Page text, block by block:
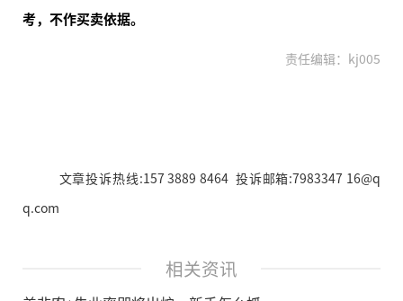
考，不作买卖依据。
责任编辑：kj005
文章投诉热线:157 3889 8464 投诉邮箱:7983347 16@q
q.com
相关资讯